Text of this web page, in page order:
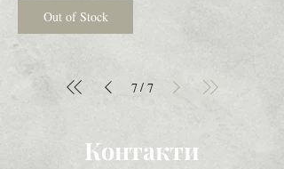
Out of Stock
7/ 7
Контакти